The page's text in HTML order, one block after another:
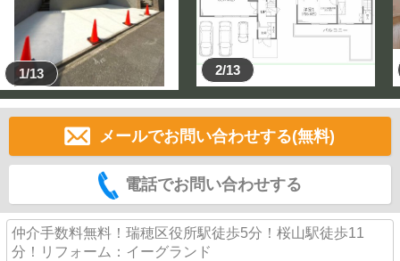
1/13 2/13
メールでお問い合わせする(無料)
電話でお問い合わせする
仲介手数料無料！瑞穂区役所駅徒歩5分！桜山駅徒歩11
分！リフォーム：イーグランド